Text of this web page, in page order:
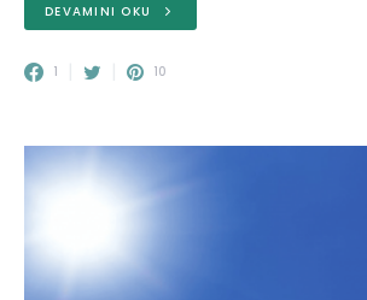
DEVAMINI OKU
1 10